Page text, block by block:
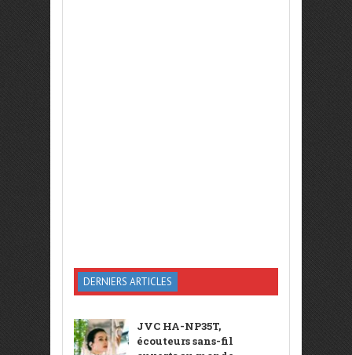
DERNIERS ARTICLES
JVC HA-NP35T,
écouteurs sans-fil